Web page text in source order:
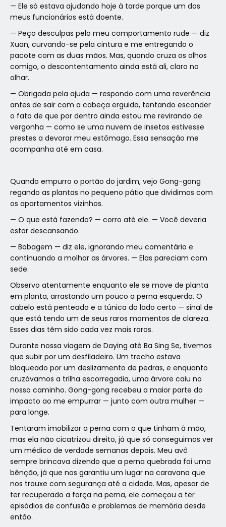
— Ele só estava ajudando hoje à tarde porque um dos
meus funcionários está doente.
— Peço desculpas pelo meu comportamento rude — diz
Xuan, curvando-se pela cintura e me entregando o
pacote com as duas mãos. Mas, quando cruza os olhos
comigo, o descontentamento ainda está ali, claro no
olhar.
— Obrigada pela ajuda — respondo com uma reverência
antes de sair com a cabeça erguida, tentando esconder
o fato de que por dentro ainda estou me revirando de
vergonha — como se uma nuvem de insetos estivesse
prestes a devorar meu estômago. Essa sensação me
acompanha até em casa.
Quando empurro o portão do jardim, vejo Gong-gong
regando as plantas no pequeno pátio que dividimos com
os apartamentos vizinhos.
— O que está fazendo? — corro até ele. — Você deveria
estar descansando.
— Bobagem — diz ele, ignorando meu comentário e
continuando a molhar as árvores. — Elas pareciam com
sede.
Observo atentamente enquanto ele se move de planta
em planta, arrastando um pouco a perna esquerda. O
cabelo está penteado e a túnica do lado certo — sinal de
que está tendo um de seus raros momentos de clareza.
Esses dias têm sido cada vez mais raros.
Durante nossa viagem de Daying até Ba Sing Se, tivemos
que subir por um desfiladeiro. Um trecho estava
bloqueado por um deslizamento de pedras, e enquanto
cruzávamos a trilha escorregadia, uma árvore caiu no
nosso caminho. Gong-gong recebeu a maior parte do
impacto ao me empurrar — junto com outra mulher —
para longe.
Tentaram imobilizar a perna com o que tinham à mão,
mas ela não cicatrizou direito, já que só conseguimos ver
um médico de verdade semanas depois. Meu avô
sempre brincava dizendo que a perna quebrada foi uma
bênção, já que nos garantiu um lugar na caravana que
nos trouxe com segurança até a cidade. Mas, apesar de
ter recuperado a força na perna, ele começou a ter
episódios de confusão e problemas de memória desde
então.